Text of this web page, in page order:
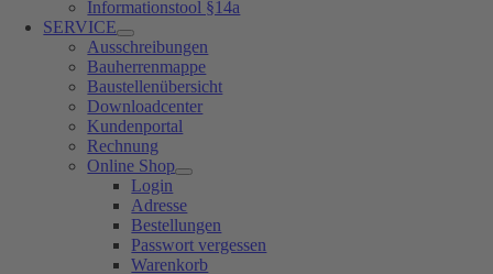
Informationstool §14a
SERVICE
Ausschreibungen
Bauherrenmappe
Baustellenübersicht
Downloadcenter
Kundenportal
Rechnung
Online Shop
Login
Adresse
Bestellungen
Passwort vergessen
Warenkorb